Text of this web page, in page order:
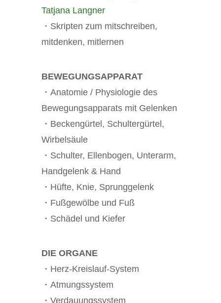
Tatjana Langner
・Skripten zum mitschreiben,
mitdenken, mitlernen
BEWEGUNGSAPPARAT
・Anatomie / Physiologie des
Bewegungsapparats mit Gelenken
・Beckengürtel, Schultergürtel,
Wirbelsäule
・Schulter, Ellenbogen, Unterarm,
Handgelenk & Hand
・Hüfte, Knie, Sprunggelenk
・Fußgewölbe und Fuß
・Schädel und Kiefer
DIE ORGANE
・Herz-Kreislauf-System
・Atmungssystem
・Verdauungssystem